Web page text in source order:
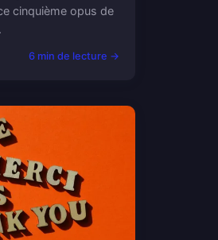
cinquième opus de
6 min de lecture →